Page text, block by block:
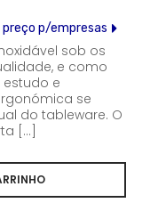
preço p/empresas
sob os
e como
e
se
do tableware. O
[...]